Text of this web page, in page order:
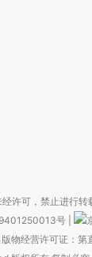
许可，禁止进行转
号
物经营许可证：第